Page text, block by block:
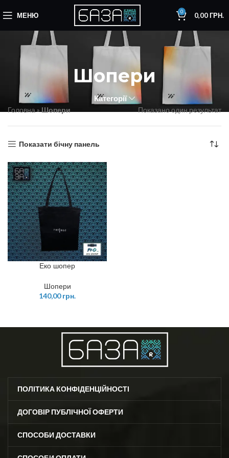
МЕНЮ 0 0,00ГРН.
Шопери
Категорії
Головна » Шопери Показано один результат
Показати бічну панель
Еко шопер
Шопери
140,00грн.
ПОЛІТИКА КОНФІДЕНЦІЙНОСТІ
ДОГОВІР ПУБЛІЧНОЇ ОФЕРТИ
СПОСОБИ ДОСТАВКИ